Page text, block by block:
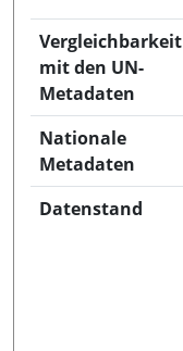
Vergleichbarkeit
mit den UN-
Metadaten
Nationale
Metadaten
Datenstand